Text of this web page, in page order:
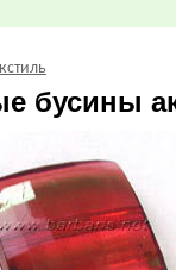
бусины